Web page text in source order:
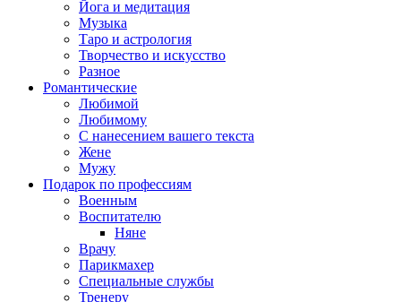
Йога и медитация
Музыка
Таро и астрология
Творчество и искусство
Разное
Романтические
Любимой
Любимому
С нанесением вашего текста
Жене
Мужу
Подарок по профессиям
Военным
Воспитателю
Няне
Врачу
Парикмахер
Специальные службы
Тренеру